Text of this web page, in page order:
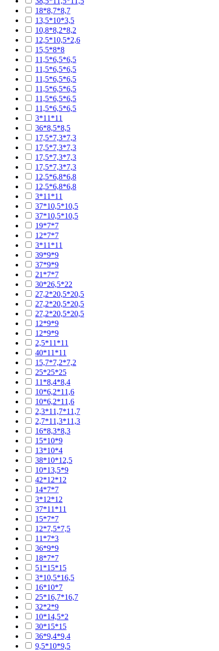
18*8,7*8,7
13,5*10*3,5
10,8*8,2*8,2
12,5*10,5*2,6
15,5*8*8
11,5*6,5*6,5
11,5*6,5*6,5
11,5*6,5*6,5
11,5*6,5*6,5
11,5*6,5*6,5
11,5*6,5*6,5
3*11*11
36*8,5*8,5
17,5*7,3*7,3
17,5*7,3*7,3
17,5*7,3*7,3
17,5*7,3*7,3
12,5*6,8*6,8
12,5*6,8*6,8
3*11*11
37*10,5*10,5
37*10,5*10,5
19*7*7
12*7*7
3*11*11
39*9*9
37*9*9
21*7*7
30*26,5*22
27,2*20,5*20,5
27,2*20,5*20,5
27,2*20,5*20,5
12*9*9
12*9*9
2,5*11*11
40*11*11
15,7*7,2*7,2
25*25*25
11*8,4*8,4
10*6,2*11,6
10*6,2*11,6
2,3*11,7*11,7
2,7*11,3*11,3
16*8,3*8,3
15*10*9
13*10*4
38*10*12,5
10*13,5*9
42*12*12
14*7*7
3*12*12
37*11*11
15*7*7
12*7,5*7,5
11*7*3
36*9*9
18*7*7
51*15*15
3*10,5*16,5
16*10*7
25*16,7*16,7
32*2*9
10*14,5*2
30*15*15
36*9,4*9,4
9,5*10*9,5